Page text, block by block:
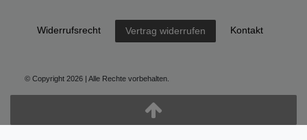
Widerrufs­recht Vertrag widerrufen Kontakt
© Copyright 2026 | Alle Rechte vorbehalten.